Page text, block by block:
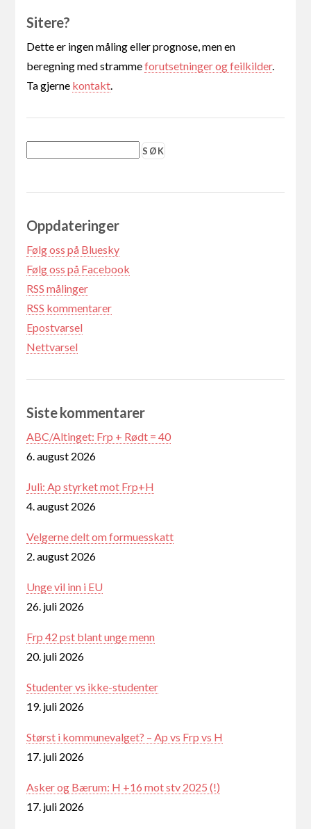
Sitere?
Dette er ingen måling eller prognose, men en
beregning med strammeforutsetninger og feilkilder.
Ta gjerne kontakt
Oppdateringer
Følg oss på Bluesky
Følg oss på Facebook
RSS målinger
RSS kommentarer
Epostvarsel
Nettvarsel
Siste kommentarer
ABC/Altinget: Frp + Rødt = 40
6. august 2026
Juli: Ap styrket mot Frp+H
4. august 2026
Velgerne delt om formuesskatt
2. august 2026
Unge vil inn i EU
26. juli 2026
Frp 42 pst blant unge menn
20. juli 2026
Studenter vs ikke-studenter
19. juli 2026
Størst i kommunevalget? – Ap vs Frp vs H
17. juli 2026
Asker og Bærum: H +16 mot stv 2025 (!)
17. juli 2026